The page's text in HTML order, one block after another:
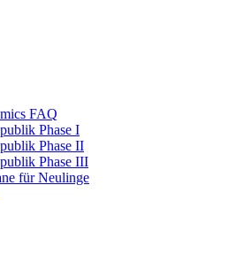
FAQ
Phase I
Phase II
Phase III
für Neulinge